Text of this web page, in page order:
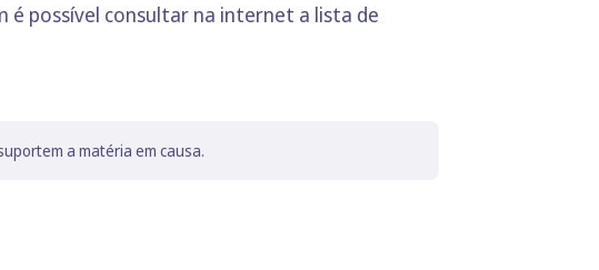
é possível consultar na internet a lista de
a matéria em causa.